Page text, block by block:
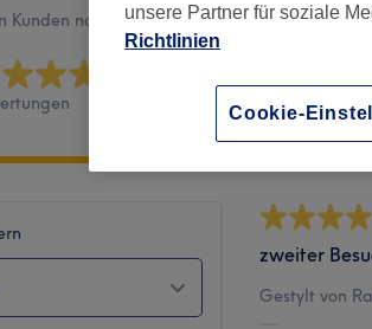
Kunden nach ihrem Besuch geschrieben.
Sauberkeit
zweiter
Gestylt von
unsere Partner für soziale
Richtlinien
Cookie-